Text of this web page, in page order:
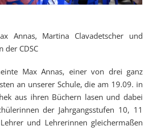
Annas, Martina Clavadetscher und
der CDSC
Max Annas, einer von drei ganz
an unserer Schule, die am 19.09. in
aus ihren Büchern lasen und dabei
der Jahrgangsstufen 10, 11
und Lehrerinnen gleichermaßen